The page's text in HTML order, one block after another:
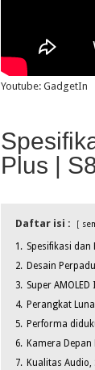
Youtube: GadgetIn
Plus |
Daftar isi :
1. Spesifikasi dan
2. Desain
3. Super
4. Perangkat
5. Performa
6. Kamera Depan
7. Kualitas